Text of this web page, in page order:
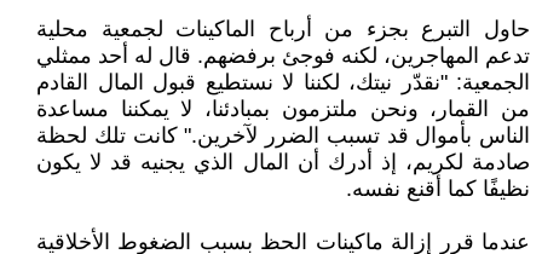
حاول التبرع بجزء من أرباح الماكينات لجمعية محلية
تدعم المهاجرين، لكنه فوجئ برفضهم. قال له أحد ممثلي
الجمعية: "نقدّر نيتك، لكننا لا نستطيع قبول المال القادم
من القمار، ونحن ملتزمون بمبادئنا، لا يمكننا مساعدة
الناس بأموال قد تسبب الضرر لآخرين." كانت تلك لحظة
صادمة لكريم، إذ أدرك أن المال الذي يجنيه قد لا يكون
نظيفًا كما أقنع نفسه.
عندما قرر إزالة ماكينات الحظ بسبب الضغوط الأخلاقية